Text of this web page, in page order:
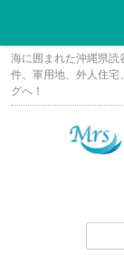
Skip
content
海に囲まれた沖縄県読
件、軍用地、外人住宅
グへ！